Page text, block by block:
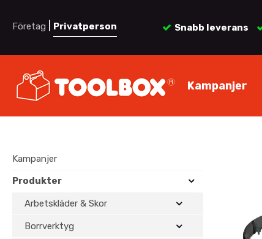
Företag Privatperson Snabb leverans
Kampanjer
Kampanjer
Produkter
Arbetskläder & Skor
Borrverktyg